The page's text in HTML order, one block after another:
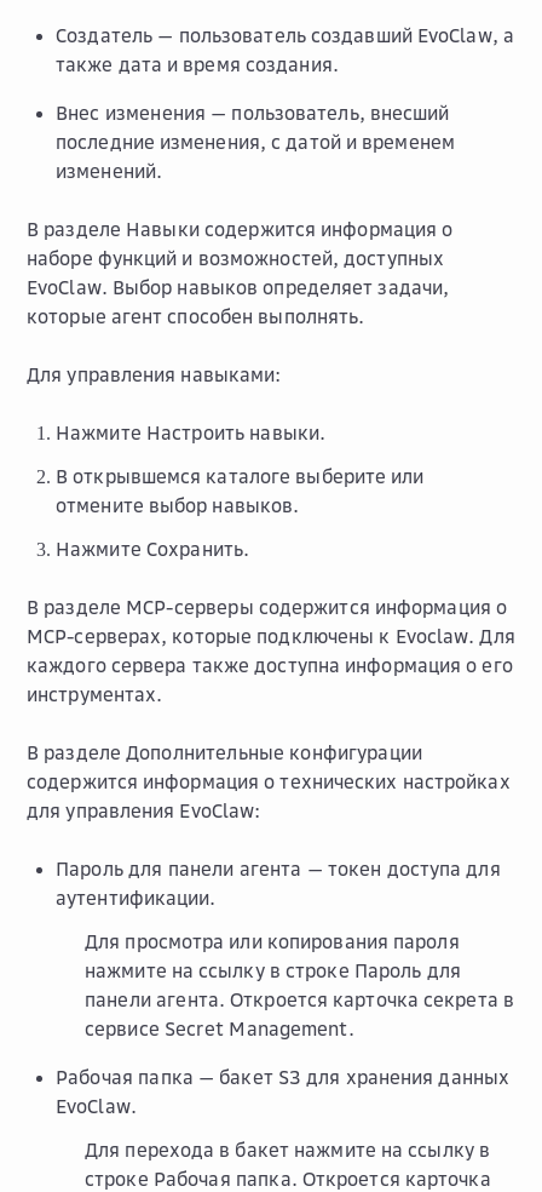
Создатель — пользователь создавший EvoClaw, а
также дата и время создания.
Внес изменения — пользователь, внесший
последние изменения, с датой и временем
изменений.
В разделе Навыкисодержится информация о
наборе функций и возможностей, доступных
EvoClaw. Выбор навыков определяет задачи,
которые агент способен выполнять.
Для управления навыками:
Нажмите Настроить навыки.
В открывшемся каталоге выберите или
отмените выбор навыков.
Нажмите Сохранить.
В разделе MCP-серверы содержится информация о
MCP-серверах, которые подключены к Evoclaw. Для
каждого сервера также доступна информация о его
инструментах.
В разделе Дополнительные конфигурации
содержится информация о технических настройках
для управления EvoClaw:
Пароль для панели агента — токен доступа для
аутентификации.
Для просмотра или копирования пароля
нажмите на ссылку в строке Пароль для
панели агента. Откроется карточка секрета в
сервисе Secret Management.
Рабочая папка — бакет S3 для хранения данных
EvoClaw.
Для перехода в бакет нажмите на ссылку в
строке Рабочая папка. Откроется карточка